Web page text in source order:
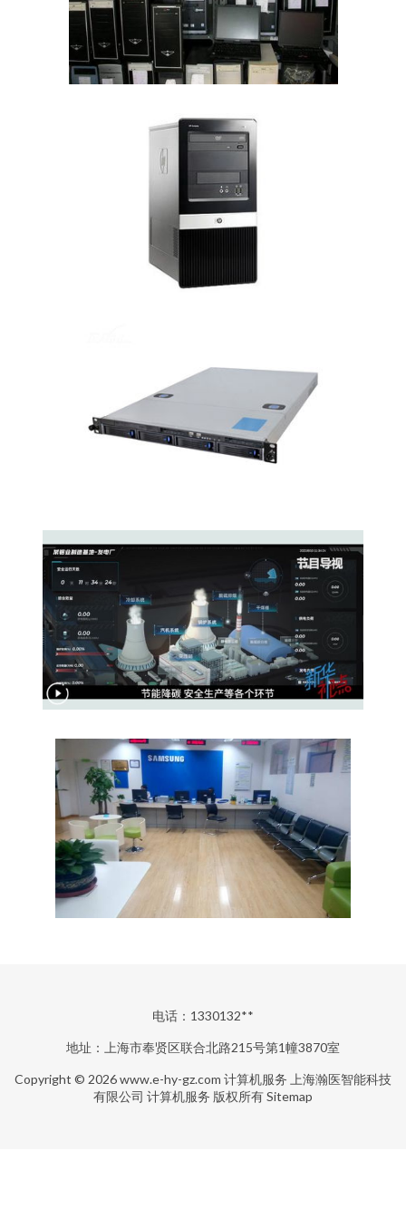
电话：1330132**
地址：上海市奉贤区联合北路215号第1幢3870室
Copyright © 2026www.e-hy-gz.com 计算机服务 上海瀚医智能科技
有限公司 计算机服务 版权所有Sitemap